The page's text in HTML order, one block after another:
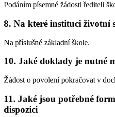
Podáním písemné žádosti řediteli
8. Na které instituci životní
Na příslušné základní škole.
10. Jaké doklady je nutné
Žádost o povolení pokračovat v
11. Jaké jsou potřebné
dispozici